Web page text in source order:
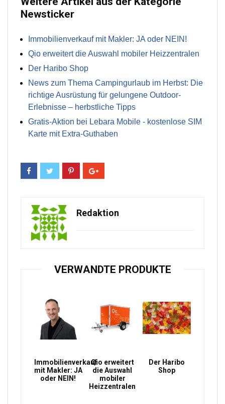
Newsticker
Immobilienverkauf mit Makler: JA oder NEIN!
Qio erweitert die Auswahl mobiler Heizzentralen
Der Haribo Shop
News zum Thema Campingurlaub im Herbst: Die
richtige Ausrüstung für gelungene Outdoor-
Erlebnisse – herbstliche Tipps
Gratis-Aktion bei Lebara Mobile - kostenlose SIM
Karte mit Extra-Guthaben
Redaktion
VERWANDTE PRODUKTE
Immobilienverkauf
mit Makler: JA
oder NEIN!
Qio erweitert
die Auswahl
mobiler
Heizzentralen
Der Haribo
Shop